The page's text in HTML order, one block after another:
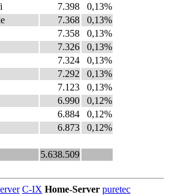
7.398
0,13%
7.368
0,13%
7.358
0,13%
7.326
0,13%
7.324
0,13%
7.292
0,13%
7.123
0,13%
6.990
0,12%
6.884
0,12%
6.873
0,12%
5.638.509
C-IX Home-Server puretec